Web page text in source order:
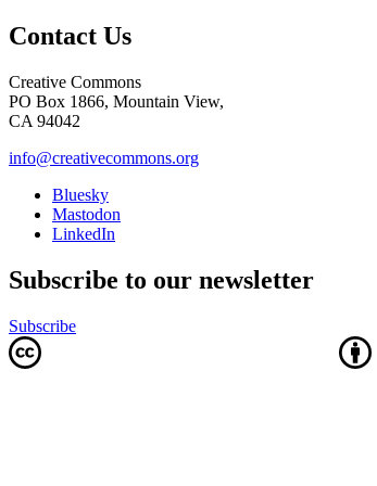
Contact Us
Creative Commons
PO Box 1866, Mountain View,
CA 94042
info@creativecommons.org
Bluesky
Mastodon
LinkedIn
Subscribe to our newsletter
Subscribe